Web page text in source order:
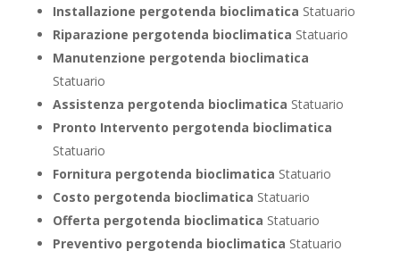
Installazione pergotenda bioclimatica Statuario
Riparazione pergotenda bioclimatica Statuario
Manutenzione pergotenda bioclimatica
Statuario
Assistenza pergotenda bioclimatica Statuario
Pronto Intervento pergotenda bioclimatica
Statuario
Fornitura pergotenda bioclimatica Statuario
Costo pergotenda bioclimatica Statuario
Offerta pergotenda bioclimatica Statuario
Preventivo pergotenda bioclimatica Statuario